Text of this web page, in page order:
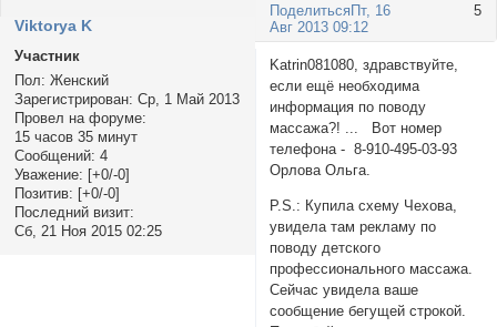
Поделиться 5
Пт, 16
Авг 2013 09:12
Viktorya K
Участник
Пол: Женский
Зарегистрирован: Ср, 1 Май 2013
Провел на форуме:
15 часов 35 минут
Сообщений: 4
Уважение: [+0/-0]
Позитив: [+0/-0]
Последний визит:
Сб, 21 Ноя 2015 02:25
Katrin081080, здравствуйте,
если ещё необходима
информация по поводу
массажа?! ... Вот номер
телефона - 8-910-495-03-93
Орлова Ольга.
P.S.: Купила схему Чехова,
увидела там рекламу по
поводу детского
профессионального массажа.
Сейчас увидела ваше
сообщение бегущей строкой.